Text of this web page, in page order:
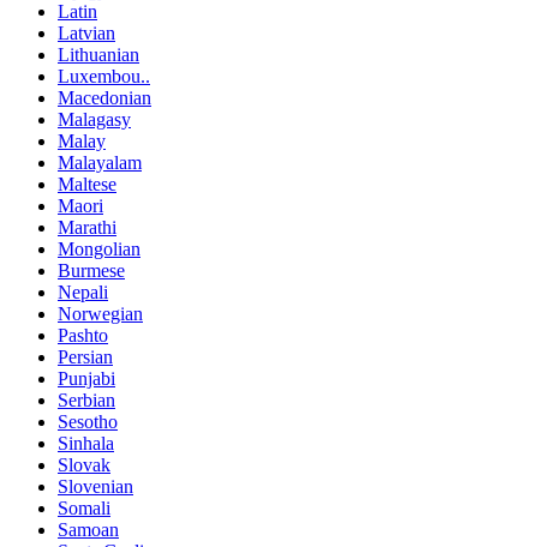
Latin
Latvian
Lithuanian
Luxembou..
Macedonian
Malagasy
Malay
Malayalam
Maltese
Maori
Marathi
Mongolian
Burmese
Nepali
Norwegian
Pashto
Persian
Punjabi
Serbian
Sesotho
Sinhala
Slovak
Slovenian
Somali
Samoan